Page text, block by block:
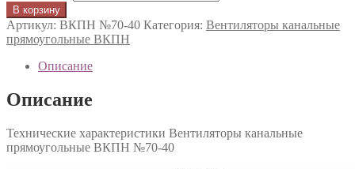
В корзину
Артикул: ВКПН №70-40 Категория: Вентиляторы канальные
прямоугольные ВКПН
Описание
Описание
Технические характеристики Вентиляторы канальные
прямоугольные ВКПН №70-40